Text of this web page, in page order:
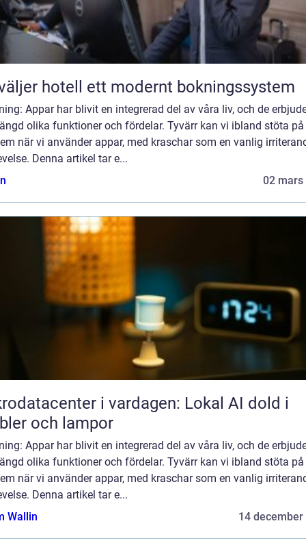
hotell ett modernt bokningssystem
Appar har blivit en integrerad del av våra liv, och de
olika funktioner och fördelar. Tyvärr kan vi ibland stöta på
när vi använder appar, med kraschar som en vanlig
Denna artikel tar e...
02 mars
i vardagen: Lokal AI dold i
och lampor
Appar har blivit en integrerad del av våra liv, och de
olika funktioner och fördelar. Tyvärr kan vi ibland stöta på
när vi använder appar, med kraschar som en vanlig
Denna artikel tar e...
Wallin
14 december